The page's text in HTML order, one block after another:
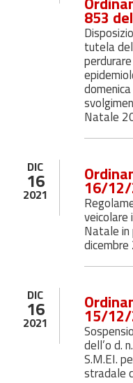
853
tutela
Natale
DIC
16
2021 16/
veicolare
Natale in
DIC
16
2021 15/
dell’o d.
S.M.EI.
stradale